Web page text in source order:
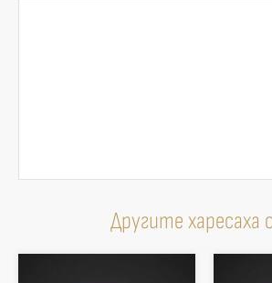
Другите харесаха